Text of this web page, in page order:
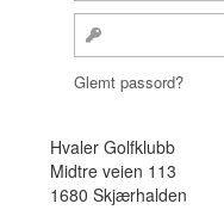
Glemt passord?
Hvaler Golfklubb
Midtre veien 113
1680 Skjærhalden